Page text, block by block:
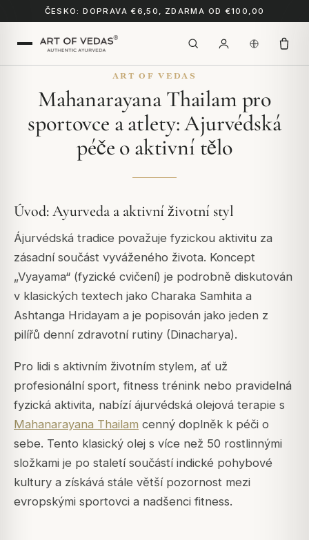
ČESKO: DOPRAVA €6,50, ZDARMA OD €100,00
ART OF VEDAS
Mahanarayana Thailam pro
sportovce a atlety: Ajurvédská
péče o aktivní tělo
Úvod: Ayurveda a aktivní životní styl
Ájurvédská tradice považuje fyzickou aktivitu za
zásadní součást vyváženého života. Koncept
„Vyayama“ (fyzické cvičení) je podrobně diskutován
v klasických textech jako Charaka Samhita a
Ashtanga Hridayam a je popisován jako jeden z
pilířů denní zdravotní rutiny (Dinacharya).
Pro lidi s aktivním životním stylem, ať už
profesionální sport, fitness trénink nebo pravidelná
fyzická aktivita, nabízí ájurvédská olejová terapie s
Mahanarayana Thailam cenný doplněk k péči o
sebe. Tento klasický olej s více než 50 rostlinnými
složkami je po staletí součástí indické pohybové
kultury a získává stále větší pozornost mezi
evropskými sportovci a nadšenci fitness.